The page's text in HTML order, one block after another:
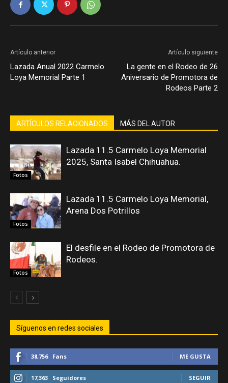
Artículo anterior
Lazada Anual 2022 Carmelo
Loya Memorial Parte 1
Artículo siguiente
La gente en el Rodeo de 26
Aniversario de Promotora de
Rodeos Parte 2
ARTÍCULOS RELACIONADOS MÁS DEL AUTOR
Fotos
Lazada 11.5 Carmelo Loya Memorial
2025, Santa Isabel Chihuahua.
Fotos
Lazada 11.5 Carmelo Loya Memorial,
Arena Dos Potrillos
Fotos
El desfile en el Rodeo de Promotora de
Rodeos.
Síguenos en redes sociales
38,756 Fans ME GUSTA
17,363 Seguidores SEGUIR